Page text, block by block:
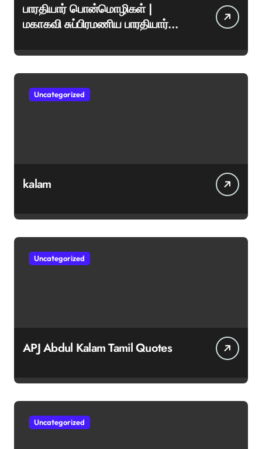
பாரதியார் பொன்மொழிகள் |
மகாகவி சுப்பிரமணிய பாரதியார்
ஊக்கமளிக்கும் வாசகங்கள்
Uncategorized
kalam
Uncategorized
APJ Abdul Kalam Tamil Quotes
Uncategorized